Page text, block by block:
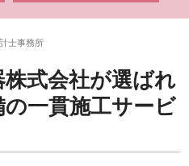
士事務所
式会社が選ばれ
一貫施工サービ